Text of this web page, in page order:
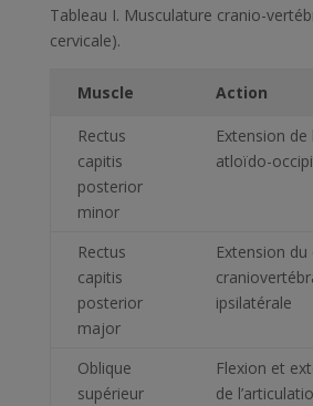
Tableau I. Musculature cranio-
cervicale).
Muscle Action
Rectus
capitis
posterior
minor
Extension de
atloïdo-
Rectus
capitis
posterior
major
Extension
ipsilatérale
Oblique
supérieur
Flexion et
de